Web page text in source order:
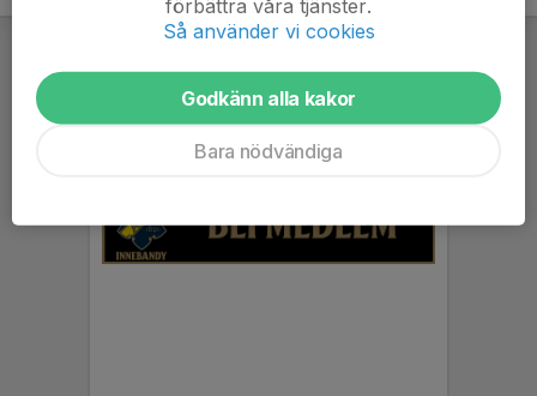
förbättra våra tjänster.
Så använder vi cookies
Godkänn alla kakor
Bara nödvändiga